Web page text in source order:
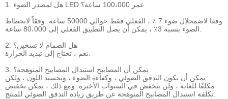
1. هل لمصدر الضوء LED عمر 100،000 ساعة؟
وفقا لاضمحلال ضوء 7 ٪ ، الفعلي فقط حوالي 50000 ساعة. وفقاً لانحطاط
الضوء بنسبة 3٪ ، يمكن أن يصل التطبيق الفعلي إلى 80،000 ساعة.
2. هل الصمام لا تسخين؟
نعم ، تحتاج إلى تبديد الحرارة.
3. يمكن أن المصابيح استبدال المصابيح المتوهجة؟
يمكن أن يكون التدفق الضوئي ، وكفاءة الضوء ، وتجسيد اللون ، ولكن
مكلفًا للغاية ، ولن ينخفض ​​في السنوات الأخيرة. ومع ذلك ، يمكن تخفيض
تكلفة استبدال المصابيح المتوهجة عن طريق زيادة التدفق الضوئي للمنتج.